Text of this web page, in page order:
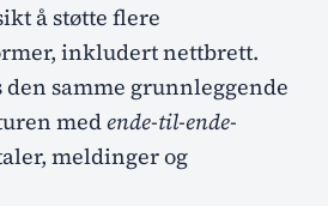
å støtte flere
inkludert nettbrett.
samme grunnleggende
medende-til-ende-
meldinger og